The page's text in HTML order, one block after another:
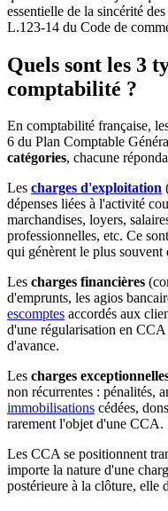
essentielle de la sincérité
L.123-14 du Code de
Quels sont les 3
comptabilité ?
En comptabilité française,
6 du Plan Comptable
catégories, chacune
Les charges d'exploitation
dépenses liées à l'activité
marchandises, loyers,
professionnelles, etc. Ce
qui génèrent le plus souvent
Les charges financières
d'emprunts, les agios
escomptes accordés aux
d'une régularisation en CCA
d'avance.
Les charges
non récurrentes : pénalités,
immobilisations cédées,
rarement l'objet d'une CCA.
Les CCA se positionnent
importe la nature d'une
postérieure à la clôture, elle